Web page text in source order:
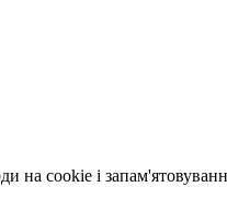
на cookie і